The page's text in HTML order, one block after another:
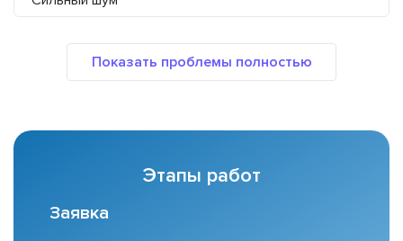
Этапы работ
Заявка